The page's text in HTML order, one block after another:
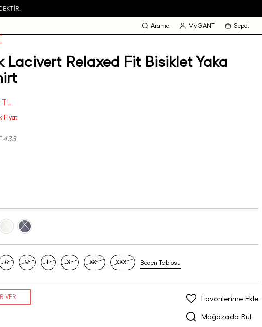
Arama MyGANT Sepet
Lacivert Relaxed Fit Bisiklet Yaka
TL
Fiyatı
S M L XL XXL XXXL Beden Tablosu
VER
Mağazada Bul
Favorilerime Ekle